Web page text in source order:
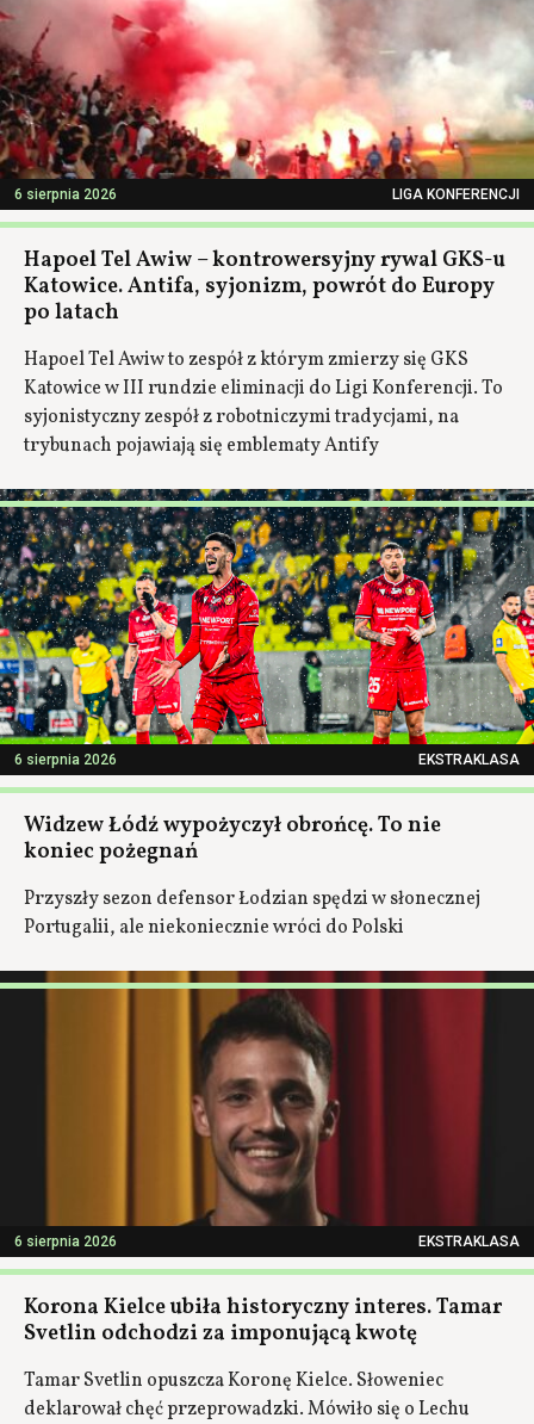
6 sierpnia 2026 LIGA KONFERENCJI
Hapoel Tel Awiw – kontrowersyjny rywal GKS-u
Katowice. Antifa, syjonizm, powrót do Europy
po latach
Hapoel Tel Awiw to zespół z którym zmierzy się GKS
Katowice w III rundzie eliminacji do Ligi Konferencji. To
syjonistyczny zespół z robotniczymi tradycjami, na
trybunach pojawiają się emblematy Antify
6 sierpnia 2026 EKSTRAKLASA
Widzew Łódź wypożyczył obrońcę. To nie
koniec pożegnań
Przyszły sezon defensor Łodzian spędzi w słonecznej
Portugalii, ale niekoniecznie wróci do Polski
6 sierpnia 2026 EKSTRAKLASA
Korona Kielce ubiła historyczny interes. Tamar
Svetlin odchodzi za imponującą kwotę
Tamar Svetlin opuszcza Koronę Kielce. Słoweniec
deklarował chęć przeprowadzki. Mówiło się o Lechu